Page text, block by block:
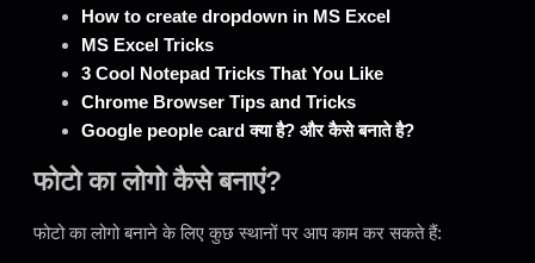
How to create dropdown in MS Excel
MS Excel Tricks
3 Cool Notepad Tricks That You Like
Chrome Browser Tips and Tricks
Google people card क्या है? और कैसे बनाते है?
फोटो का लोगो कैसे बनाएं?
फोटो का लोगो बनाने के लिए कुछ स्थानों पर आप काम कर सकते हैं: